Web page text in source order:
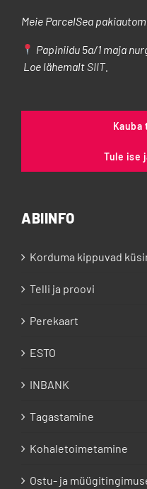
Meie ParcelSea
Papiniidu 5a/1 maja
Loe lähemaltSIIT.
Kauba
Tule ise
ABIINFO
Korduma kippuvad
Telli ja proovi
Perekaart
ESTO
INBANK
Tagastamine
Kohaletoimetamine
Ostu- ja